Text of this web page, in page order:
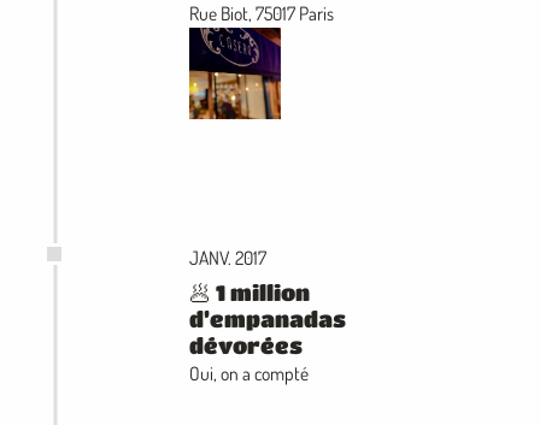
Rue Biot, 75017 Paris
JANV. 2017
🥟 1 million
d’empanadas
dévorées
Oui, on a compté